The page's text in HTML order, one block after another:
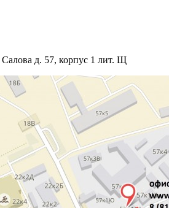
д. 57, корпус 1 лит. Щ